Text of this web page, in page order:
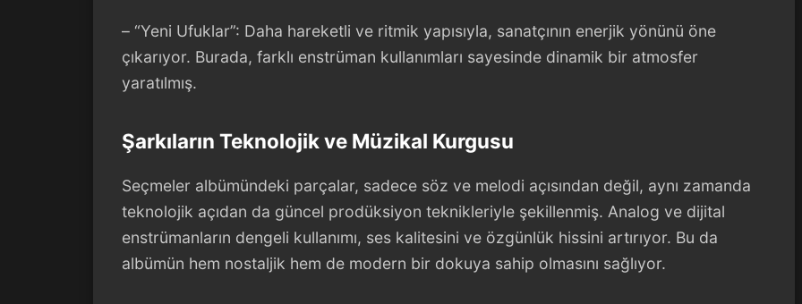
– “Yeni Ufuklar”: Daha hareketli ve ritmik yapısıyla, sanatçının enerjik yönünü öne
çıkarıyor. Burada, farklı enstrüman kullanımları sayesinde dinamik bir atmosfer
yaratılmış.
Şarkıların Teknolojik ve Müzikal Kurgusu
Seçmeler albümündeki parçalar, sadece söz ve melodi açısından değil, aynı zamanda
teknolojik açıdan da güncel prodüksiyon teknikleriyle şekillenmiş. Analog ve dijital
enstrümanların dengeli kullanımı, ses kalitesini ve özgünlük hissini artırıyor. Bu da
albümün hem nostaljik hem de modern bir dokuya sahip olmasını sağlıyor.